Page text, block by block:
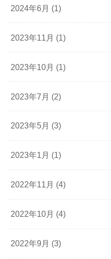
2024年6月 (1)
2023年11月 (1)
2023年10月 (1)
2023年7月 (2)
2023年5月 (3)
2023年1月 (1)
2022年11月 (4)
2022年10月 (4)
2022年9月 (3)